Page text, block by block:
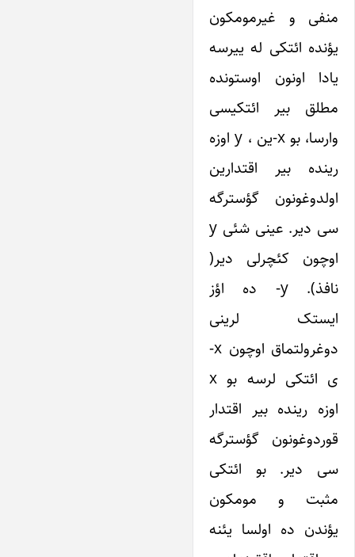
منفی و غیرمومکون
یؤنده ائتکی له ییرسه
یادا اونون اوستونده
مطلق بیر ائتکیسی
وارسا، بو x-ین ، y اوزه
رینده بیر اقتدارین
اولدوغونون گؤسترگه
سی دیر. عینی شئی y
اوچون کئچرلی دیر(
نافذ). y- ده اؤز
ایستک لرینی
دوغرولتماق اوچون x-
ی ائتکی لرسه بو x
اوزه رینده بیر اقتدار
قوردوغونون گؤسترگه
سی دیر. بو ائتکی
مثبت و مومکون
یؤندن ده اولسا یئنه